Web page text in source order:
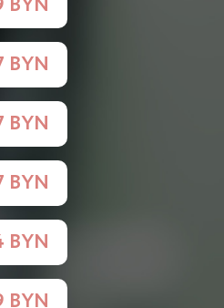
BYN
BYN
BYN
BYN
BYN